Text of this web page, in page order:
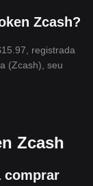
Zcash?
registrada
(Zcash), seu
Zcash
comprar